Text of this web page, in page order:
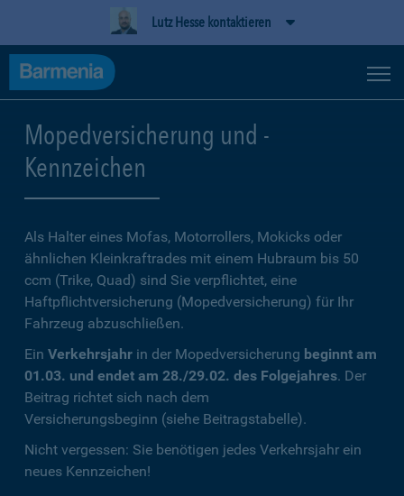
Lutz Hesse kontaktieren
Mopedversicherung und -
Kennzeichen
Als Halter eines Mofas, Motorrollers, Mokicks oder
ähnlichen Kleinkraftrades mit einem Hubraum bis 50
ccm (Trike, Quad) sind Sie verpflichtet, eine
Haftpflichtversicherung (Mopedversicherung) für Ihr
Fahrzeug abzuschließen.
Ein Verkehrsjahr in der Mopedversicherung beginnt am
01.03. und endet am 28./29.02. des Folgejahres. Der
Beitrag richtet sich nach dem
Versicherungsbeginn (siehe Beitragstabelle).
Nicht vergessen: Sie benötigen jedes Verkehrsjahr ein
neues Kennzeichen!